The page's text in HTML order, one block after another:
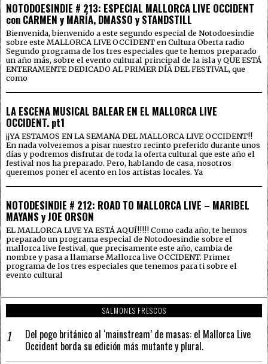
NOTODOESINDIE # 213: ESPECIAL MALLORCA LIVE OCCIDENT
con CARMEN y MARÍA, DMASSO y STANDSTILL
Bienvenida, bienvenido a este segundo especial de Notodoesindie
sobre este MALLORCA LIVE OCCIDENT en Cultura Oberta radio
Segundo programa de los tres especiales que te hemos preparado
un año más, sobre el evento cultural principal de la isla y QUE ESTÁ
ENTERAMENTE DEDICADO AL PRIMER DÍA DEL FESTIVAL, que
como
LA ESCENA MUSICAL BALEAR EN EL MALLORCA LIVE
OCCIDENT. pt1
¡¡YA ESTAMOS EN LA SEMANA DEL MALLORCA LIVE OCCIDENT!!
En nada volveremos a pisar nuestro recinto preferido durante unos
días y podremos disfrutar de toda la oferta cultural que este año el
festival nos ha preparado. Pero, hablando de casa, nosotros
queremos poner el acento en los artistas locales. Ya
NOTODESINDIE # 212: ROAD TO MALLORCA LIVE – MARIBEL
MAYANS y JOE ORSON
EL MALLORCA LIVE YA ESTÁ AQUÍ!!!!! Como cada año, te hemos
preparado un programa especial de Notodoesindie sobre el
mallorca live festival, que precisamente este año, cambia de
nombre y pasa a llamarse Mallorca live OCCIDENT. Primer
programa de los tres especiales que tenemos para ti sobre el
evento cultural
SALMONES FRESCOS
Del pogo británico al ‘mainstream’ de masas: el Mallorca Live
Occident borda su edición más mutante y plural.